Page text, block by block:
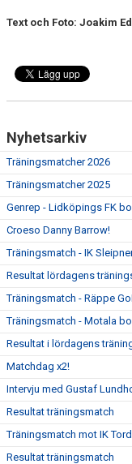
Text och Foto: Joakim
Nyhetsarkiv
Träningsmatcher 2026
Träningsmatcher 2025
Genrep - Lidköpings FK
Croeso Danny Barrow!
Träningsmatch - IK
Resultat lördagens
Träningsmatch - Räppe
Träningsmatch - Motala
Resultat i lördagens
Matchdag x2!
Intervju med Gustaf
Resultat träningsmatch
Träningsmatch mot IK Tord
Resultat träningsmatch